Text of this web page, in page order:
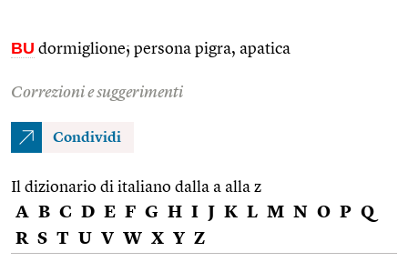
BU dormiglione; persona pigra, apatica
Correzioni e suggerimenti
Condividi
Il dizionario di italiano dalla a alla z
A B C D E F G H I J K L M N O P Q
R S T U V W X Y Z